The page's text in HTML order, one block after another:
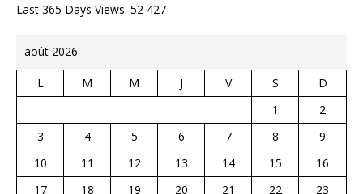
Last 365 Days Views: 52 427
août 2026
L M M J V S
D
1
2
3
4 5 6 7 8
9
10
11 12 13 14 15
16
17
18 19 20 21 22 23